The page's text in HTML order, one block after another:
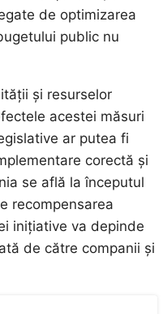
de optimizarea
public nu
și resurselor
acestei măsuri
ar putea fi
corectă și
se află la începutul
recompensarea
inițiative va depinde
de către companii și